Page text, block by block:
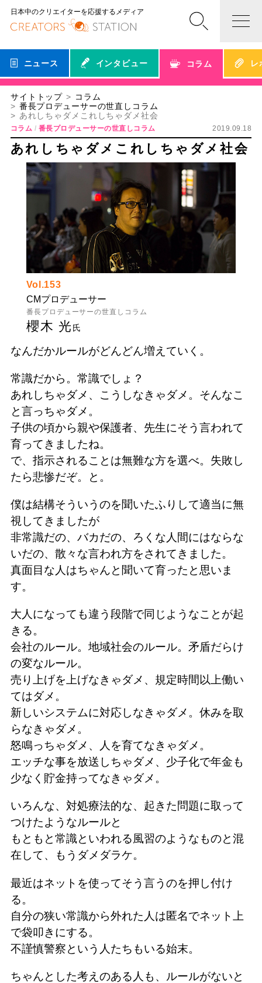
日本中のクリエイターを応援するメディア
ニュース インタビュー コラム レ
サイトトップ
コラム
番長プロデューサーの世直しコラム
あれしちゃダメこれしちゃダメ社会
コラム 番長プロデューサーの世直しコラム 2019.09.18
あれしちゃダメこれしちゃダメ社会
Vol.153
CMプロデューサー
番長プロデューサーの世直しコラム
櫻木 光氏
なんだかルールがどんどん増えていく。
常識だから。常識でしょ？
あれしちゃダメ、こうしなきゃダメ。そんなこ
と言っちゃダメ。
子供の頃から親や保護者、先生にそう言われて
育ってきましたね。
で、指示されることは無難な方を選べ。失敗し
たら悲惨だぞ。と。
僕は結構そういうのを聞いたふりして適当に無
視してきましたが
非常識だの、バカだの、ろくな人間にはならな
いだの、散々な言われ方をされてきました。
真面目な人はちゃんと聞いて育ったと思いま
す。
大人になっても違う段階で同じようなことが起
きる。
会社のルール。地域社会のルール。矛盾だらけ
の変なルール。
売り上げを上げなきゃダメ、規定時間以上働い
てはダメ。
新しいシステムに対応しなきゃダメ。休みを取
らなきゃダメ。
怒鳴っちゃダメ、人を育てなきゃダメ。
エッチな事を放送しちゃダメ、少子化で年金も
少なく貯金持ってなきゃダメ。
いろんな、対処療法的な、起きた問題に取って
つけたようなルールと
もともと常識といわれる風習のようなものと混
在して、もうダメダラケ。
最近はネットを使ってそう言うのを押し付け
る。
自分の狭い常識から外れた人は匿名でネット上
で袋叩きにする。
不謹慎警察という人たちもいる始末。
ちゃんとした考えのある人も、ルールがないと